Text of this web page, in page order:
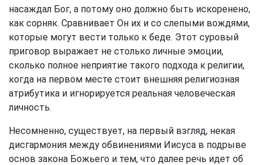
насаждал Бог, а потому оно должно быть искоренено,
как сорняк. Сравнивает Он их и со слепыми вождями,
которые могут вести только к беде. Этот суровый
приговор выражает не столько личные эмоции,
сколько полное неприятие такого подхода к религии,
когда на первом месте стоит внешняя религиозная
атрибутика и игнорируется реальная человеческая
личность.
Несомненно, существует, на первый взгляд, некая
дисгармония между обвинениями Иисуса в подрыве
основ закона Божьего и тем, что далее речь идет об